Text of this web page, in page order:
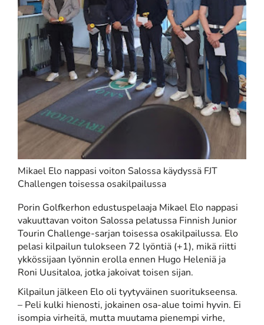
Mikael Elo nappasi voiton Salossa käydyssä FJT
Challengen toisessa osakilpailussa
Porin Golfkerhon edustuspelaaja Mikael Elo nappasi
vakuuttavan voiton Salossa pelatussa Finnish Junior
Tourin Challenge-sarjan toisessa osakilpailussa. Elo
pelasi kilpailun tulokseen 72 lyöntiä (+1), mikä riitti
ykkössijaan lyönnin erolla ennen Hugo Heleniä ja
Roni Uusitaloa, jotka jakoivat toisen sijan.
Kilpailun jälkeen Elo oli tyytyväinen suoritukseensa.
– Peli kulki hienosti, jokainen osa-alue toimi hyvin. Ei
isompia virheitä, mutta muutama pienempi virhe,